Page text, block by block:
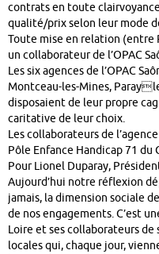
contrats en toute
qualité/prix selon leur mode
Toute mise en relation
un collaborateur de l’OPAC
Les six agences de l’OPAC
Montceau-les-Mines,
disposaient de leur propre
caritative de leur choix.
Les collaborateurs de
Pôle Enfance Handicap 71 du
Pour Lionel Duparay,
Aujourd’hui notre réflexion
jamais, la dimension sociale
de nos engagements. C’est
Loire et ses collaborateurs
locales qui, chaque jour,